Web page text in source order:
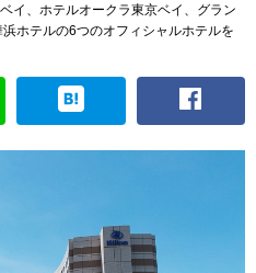
イ、ホテルオークラ東京ベイ、グラン
ホテルの6つのオフィシャルホテルを